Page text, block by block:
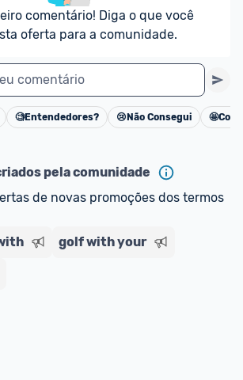
comentário! Diga o que você
oferta para a comunidade.
comentário
Cancelar
🧐Entendedores? 😢 Não Consegui 🤩
pela comunidade
de novas promoções dos termos
golf with your